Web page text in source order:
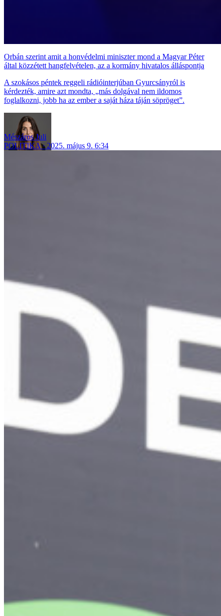
Orbán szerint amit a honvédelmi miniszter mond a Magyar Péter
által közzétett hangfelvételen, az a kormány hivatalos álláspontja
A szokásos péntek reggeli rádióinterjúban Gyurcsányról is
kérdezték, amire azt mondta, „más dolgával nem ildomos
foglalkozni, jobb ha az ember a saját háza táján söpröget”.
Mészáros Juli
POLITIKA
2025. május 9. 6:34